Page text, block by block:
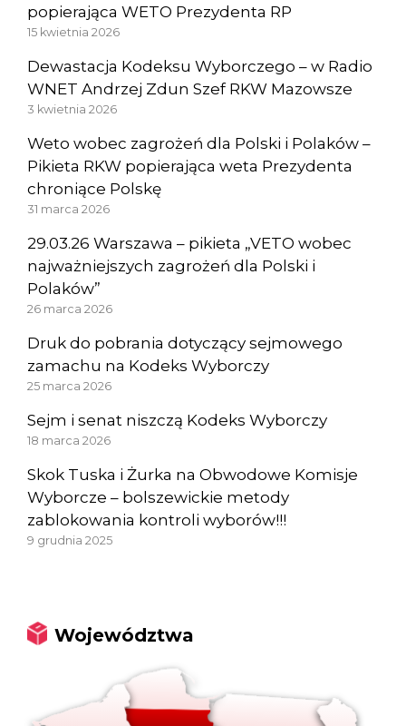
popierająca WETO Prezydenta RP
15 kwietnia 2026
Dewastacja Kodeksu Wyborczego – w Radio
WNET Andrzej Zdun Szef RKW Mazowsze
3 kwietnia 2026
Weto wobec zagrożeń dla Polski i Polaków –
Pikieta RKW popierająca weta Prezydenta
chroniące Polskę
31 marca 2026
29.03.26 Warszawa – pikieta „VETO wobec
najważniejszych zagrożeń dla Polski i
Polaków”
26 marca 2026
Druk do pobrania dotyczący sejmowego
zamachu na Kodeks Wyborczy
25 marca 2026
Sejm i senat niszczą Kodeks Wyborczy
18 marca 2026
Skok Tuska i Żurka na Obwodowe Komisje
Wyborcze – bolszewickie metody
zablokowania kontroli wyborów!!!
9 grudnia 2025
Województwa